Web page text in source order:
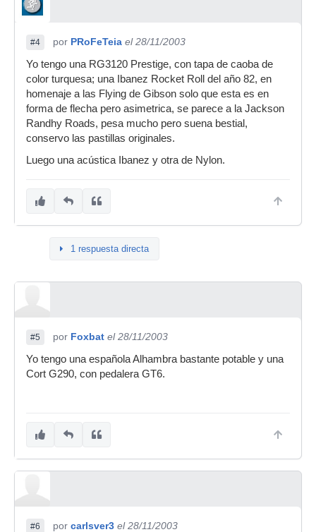
#4 por PRoFeTeia el 28/11/2003
Yo tengo una RG3120 Prestige, con tapa de caoba de
color turquesa; una Ibanez Rocket Roll del año 82, en
homenaje a las Flying de Gibson solo que esta es en
forma de flecha pero asimetrica, se parece a la Jackson
Randhy Roads, pesa mucho pero suena bestial,
conservo las pastillas originales.
Luego una acústica Ibanez y otra de Nylon.
1 respuesta directa
#5 por Foxbat el 28/11/2003
Yo tengo una española Alhambra bastante potable y una
Cort G290, con pedalera GT6.
#6 por carlsver3 el 28/11/2003